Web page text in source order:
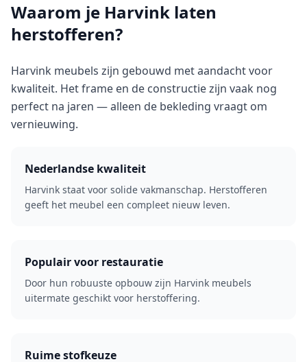
Waarom je Harvink laten
herstofferen?
Harvink meubels zijn gebouwd met aandacht voor
kwaliteit. Het frame en de constructie zijn vaak nog
perfect na jaren — alleen de bekleding vraagt om
vernieuwing.
Nederlandse kwaliteit
Harvink staat voor solide vakmanschap. Herstofferen
geeft het meubel een compleet nieuw leven.
Populair voor restauratie
Door hun robuuste opbouw zijn Harvink meubels
uitermate geschikt voor herstoffering.
Ruime stofkeuze